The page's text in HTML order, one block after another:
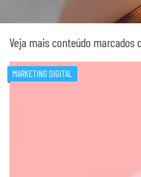
Veja mais conteúdo marcados
MARKETING DIGITAL